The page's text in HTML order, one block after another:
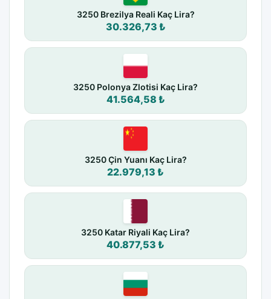
3250 Brezilya Reali Kaç Lira?
30.326,73 ₺
3250 Polonya Zlotisi Kaç Lira?
41.564,58 ₺
3250 Çin Yuanı Kaç Lira?
22.979,13 ₺
3250 Katar Riyali Kaç Lira?
40.877,53 ₺